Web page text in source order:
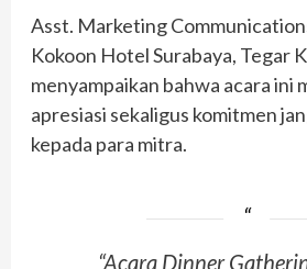
Asst. Marketing
Kokoon Hotel Surabaya, Tegar
menyampaikan bahwa acara ini
apresiasi sekaligus komitmen
kepada para mitra.
“Acara Dinner